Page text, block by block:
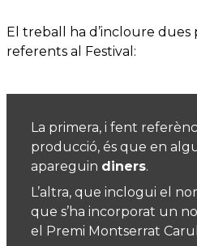
El treball ha d’incloure dues
referents al Festival:
La primera, i fent
producció, és que en
apareguin diners.
L’altra, que inclogui el
que s’ha incorporat un
el Premi Montserrat